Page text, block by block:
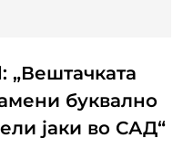
„Вештачката
буквално
јаки во САД“